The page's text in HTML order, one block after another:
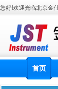
您好!欢迎光临北京金
首页